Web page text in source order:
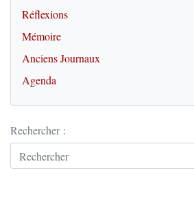
Réflexions
Mémoire
Anciens Journaux
Agenda
Rechercher :